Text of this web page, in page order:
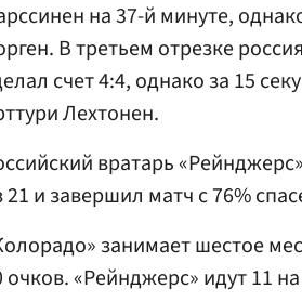
на 37-й минуте,
В третьем отрезке
счет 4:4, однако за 15
Лехтонен.
вратарь «Рейнджерс»
21 и завершил матч с 76%
занимает шестое
очков. «Рейнджерс» идут 11